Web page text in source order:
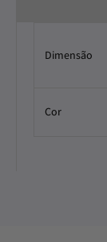
Dimensão
Cor